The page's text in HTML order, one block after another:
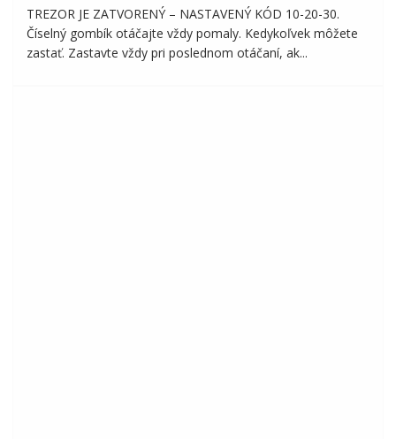
TREZOR JE ZATVORENÝ – NASTAVENÝ KÓD 10-20-30.
Číselný gombík otáčajte vždy pomaly. Kedykoľvek môžete
zastať. Zastavte vždy pri poslednom otáčaní, ak...